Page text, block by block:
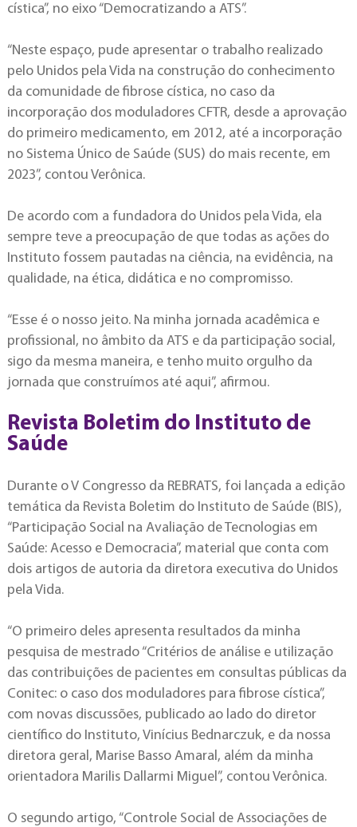
cística”, no eixo “Democratizando a ATS”.
“Neste espaço, pude apresentar o trabalho realizado
pelo Unidos pela Vida na construção do conhecimento
da comunidade de fibrose cística, no caso da
incorporação dos moduladores CFTR, desde a aprovação
do primeiro medicamento, em 2012, até a incorporação
no Sistema Único de Saúde (SUS) do mais recente, em
2023”, contou Verônica.
De acordo com a fundadora do Unidos pela Vida, ela
sempre teve a preocupação de que todas as ações do
Instituto fossem pautadas na ciência, na evidência, na
qualidade, na ética, didática e no compromisso.
“Esse é o nosso jeito. Na minha jornada acadêmica e
profissional, no âmbito da ATS e da participação social,
sigo da mesma maneira, e tenho muito orgulho da
jornada que construímos até aqui”, afirmou.
Revista Boletim do Instituto de
Saúde
Durante o V Congresso da REBRATS, foi lançada a edição
temática da Revista Boletim do Instituto de Saúde (BIS),
“Participação Social na Avaliação de Tecnologias em
Saúde: Acesso e Democracia”, material que conta com
dois artigos de autoria da diretora executiva do Unidos
pela Vida.
“O primeiro deles apresenta resultados da minha
pesquisa de mestrado “Critérios de análise e utilização
das contribuições de pacientes em consultas públicas da
Conitec: o caso dos moduladores para fibrose cística”,
com novas discussões, publicado ao lado do diretor
científico do Instituto, Vinícius Bednarczuk, e da nossa
diretora geral, Marise Basso Amaral, além da minha
orientadora Marilis Dallarmi Miguel”, contou Verônica.
O segundo artigo, “Controle Social de Associações de